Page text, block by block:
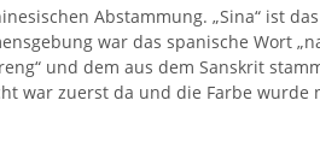
Abstammung. „Sina“ ist
war das spanische Wort
und dem aus dem Sanskrit
war zuerst da und die Farbe wurde